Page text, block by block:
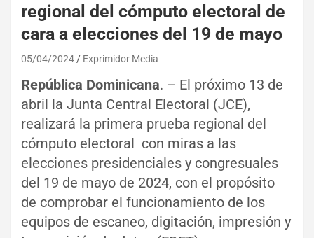
regional del cómputo electoral de
cara a elecciones del 19 de mayo
05/04/2024 Exprimidor Media
República Dominicana. – El próximo 13 de
abril la Junta Central Electoral (JCE),
realizará la primera prueba regional del
cómputo electoral con miras a las
elecciones presidenciales y congresuales
del 19 de mayo de 2024, con el propósito
de comprobar el funcionamiento de los
equipos de escaneo, digitación, impresión y